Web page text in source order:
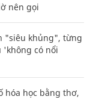
nên gọi
"siêu khủng", từng
'không có nổi
hóa học bằng thơ,